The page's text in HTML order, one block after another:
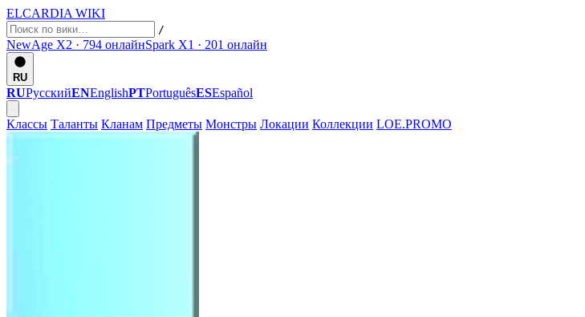
ELCARDIA WIKI
/
NewAge X2 · 794 онлайнSpark X1 · 201 онлайн
RU
RUРусскийENEnglishPTPortuguêsESEspañol
Классы Таланты Кланам Предметы Монстры Локации Коллекции LOE.PROMO